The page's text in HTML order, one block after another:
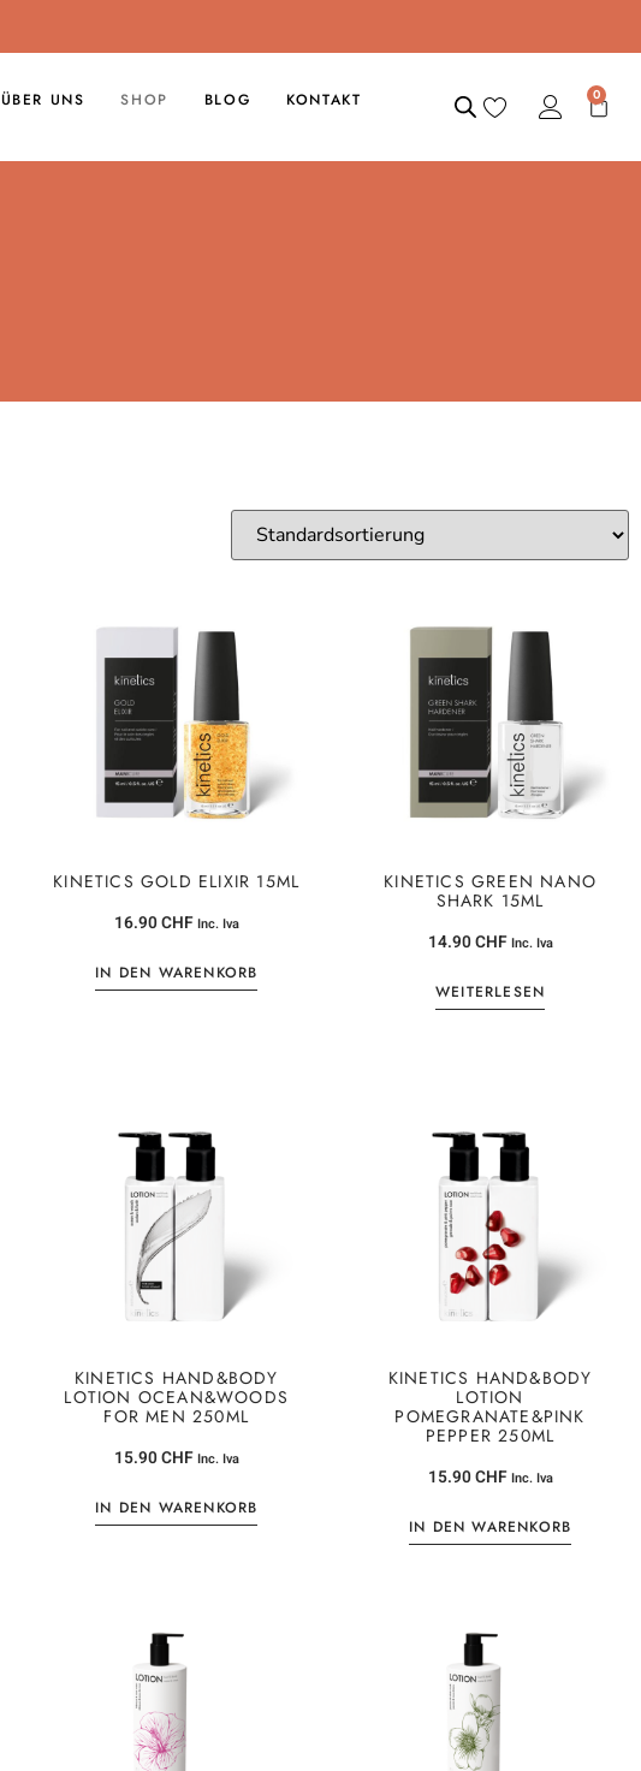
ÜBER UNS SHOP BLOG KONTAKT 0
KINETICS GOLD ELIXIR 15ML
16.90CHF Inc. Iva
IN DEN WARENKORB
KINETICS GREEN NANO
SHARK 15ML
14.90CHF Inc. Iva
WEITERLESEN
KINETICS HAND&BODY
LOTION OCEAN&WOODS
FOR MEN 250ML
15.90CHF Inc. Iva
IN DEN WARENKORB
KINETICS HAND&BODY
LOTION
POMEGRANATE&PINK
PEPPER 250ML
15.90CHF Inc. Iva
IN DEN WARENKORB